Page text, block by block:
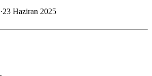
·23 Haziran 2025